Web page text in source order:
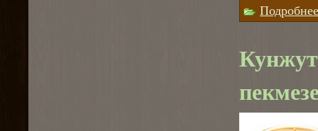
Подробнее